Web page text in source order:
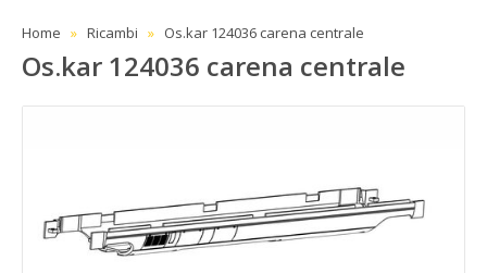
Home Ricambi Os.kar 124036 carena centrale
Os.kar 124036 carena centrale